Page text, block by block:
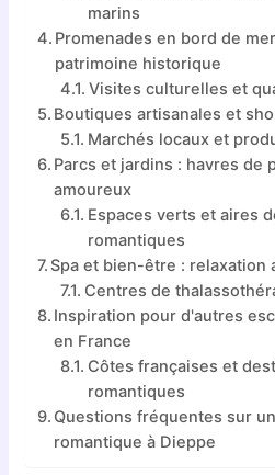
marins
Promenades en bord de
patrimoine historique
Visites culturelles et
Boutiques artisanales et
Marchés locaux et
Parcs et jardins : havres de
amoureux
Espaces verts et aires
romantiques
Spa et bien-être : relaxation
Centres de
Inspiration pour d'autres
en France
Côtes françaises et
romantiques
Questions fréquentes sur
romantique à Dieppe